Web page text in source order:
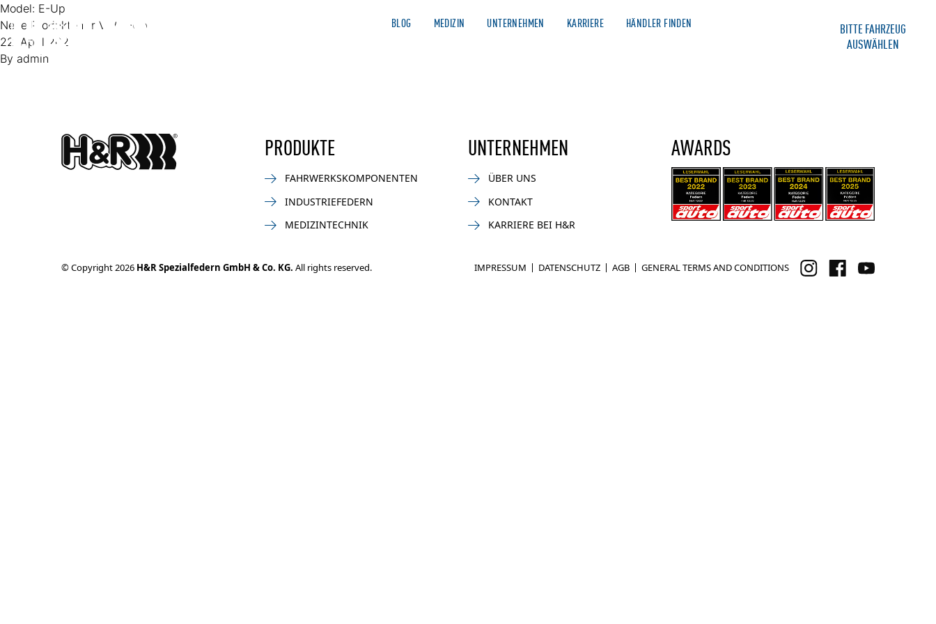
Zum Inhalt springen
BLOG MEDIZIN UNTERNEHMEN KARRIERE HÄNDLER FINDEN
BITTE FAHRZEUG
AUSWÄHLEN
Model: E-Up
Neue Produkte für VW E-Up
22. April 2021
By admin
PRODUKTE
FAHRWERKSKOMPONENTEN
INDUSTRIEFEDERN
MEDIZINTECHNIK
UNTERNEHMEN
ÜBER UNS
KONTAKT
KARRIERE BEI H&R
AWARDS
© Copyright 2026 H&R Spezialfedern GmbH & Co. KG. All rights reserved. IMPRESSUM DATENSCHUTZ AGB GENERAL TERMS AND CONDITIONS